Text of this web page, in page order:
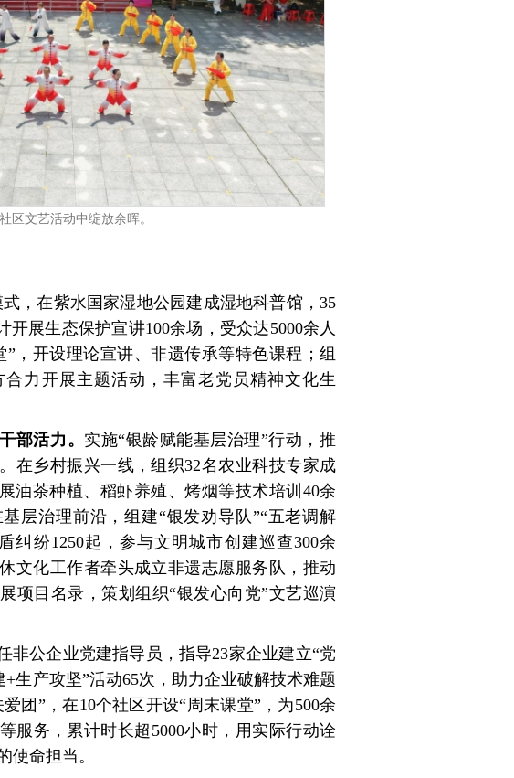
区文艺活动中绽放余晖。
，在紫水国家湿地公园建成湿地科普馆，35
开展生态保护宣讲100余场，受众达5000余人
，开设理论宣讲、非遗传承等特色课程；组
力开展主题活动，丰富老党员精神文化生
部活力。 实施“银龄赋能基层治理”行动，推
在乡村振兴一线，组织32名农业科技专家成
油茶种植、稻虾养殖、烤烟等技术培训40余
层治理前沿，组建“银发劝导队”“五老调解
纠纷1250起，参与文明城市创建巡查300余
文化工作者牵头成立非遗志愿服务队，推动
项目名录，策划组织“银发心向党”文艺巡演
非公企业党建指导员，指导23家企业建立“党
生产攻坚”活动65次，助力企业破解技术难题
团”，在10个社区开设“周末课堂”，为500余
服务，累计时长超5000小时，用实际行动诠
使命担当。